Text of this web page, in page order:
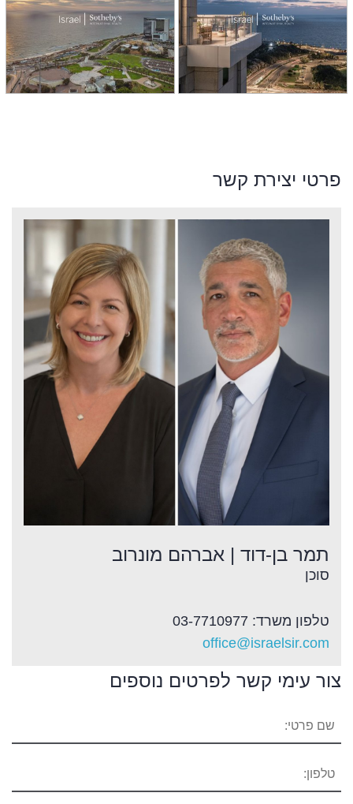
פרטי יצירת קשר
תמר בן-דוד | אברהם מונרוב
סוכן
טלפון משרד: 03-7710977
office@israelsir.com
צור עימי קשר לפרטים נוספים